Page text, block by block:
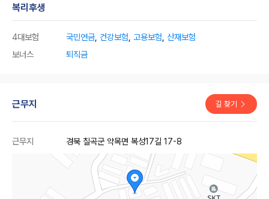
복리후생
4대보험 국민연금 건강보험 고용보험 산재보험
보너스
퇴직금
근무지 길 찾기
근무지 경북 칠곡군 약목면 복성17길 17-8